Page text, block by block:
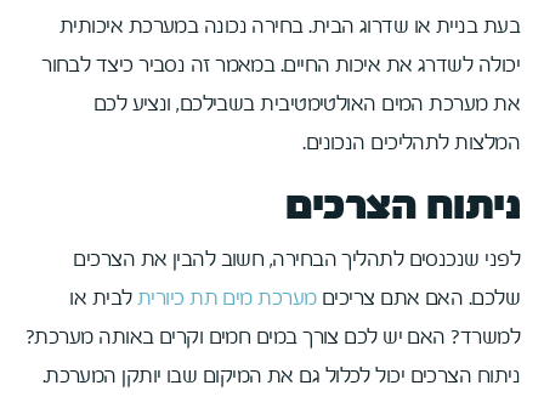
בעת בניית או שדרוג הבית. בחירה נכונה במערכת איכותית
יכולה לשדרג את איכות החיים. במאמר זה נסביר כיצד לבחור
את מערכת המים האולטימטיבית בשבילכם, ונציע לכם
המלצות לתהליכים הנכונים.
ניתוח הצרכים
לפני שנכנסים לתהליך הבחירה, חשוב להבין את הצרכים
שלכם. האם אתם צריכיםמערכת מים תת כיוריתלבית או
למשרד? האם יש לכם צורך במים חמים וקרים באותה מערכת?
ניתוח הצרכים יכול לכלול גם את המיקום שבו יותקן המערכת.